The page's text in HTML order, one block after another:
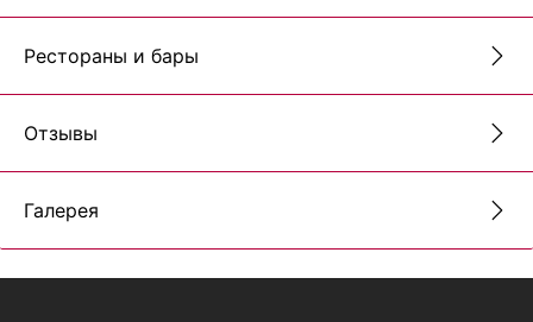
Рестораны и бары
Отзывы
Галерея